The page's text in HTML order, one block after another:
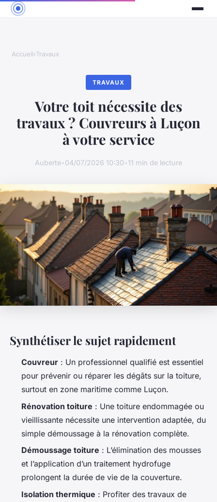
Accueil›Travaux
TRAVAUX
Votre toit nécessite des
travaux ? Couvreurs à Luçon
à votre service
Auberte•04/07/2026 10:30•11 min de lecture
Synthétiser le sujet rapidement
Couvreur : Un professionnel qualifié est essentiel
pour prévenir ou réparer les dégâts sur la toiture,
surtout en zone maritime comme Luçon.
Rénovation toiture : Une toiture endommagée ou
vieillissante nécessite une intervention adaptée, du
simple démoussage à la rénovation complète.
Démoussage toiture : L’élimination des mousses
et l’application d’un traitement hydrofuge
prolongent la durée de vie de la couverture.
Isolation thermique : Profiter des travaux de